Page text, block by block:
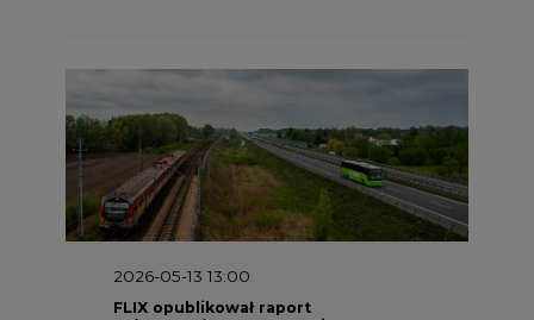
2026-05-13 13:00
FLIX opublikował raport